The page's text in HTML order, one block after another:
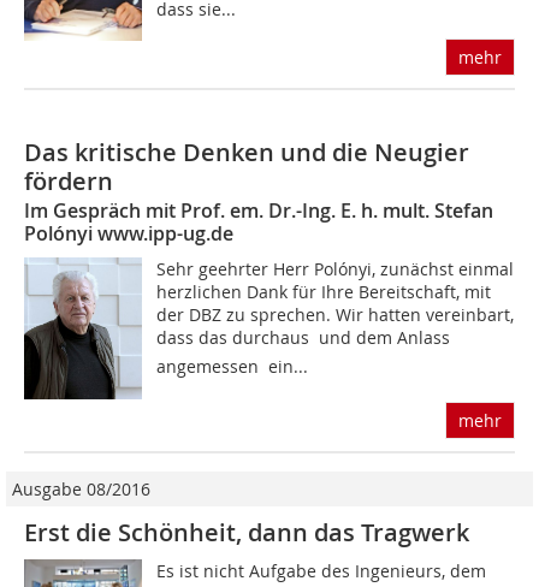
dass sie...
mehr
Das kritische Denken und die Neugier
fördern
Im Gespräch mit Prof. em. Dr.-Ing. E. h. mult. Stefan
Polónyi www.ipp-ug.de
Sehr geehrter Herr Polónyi, zunächst einmal
herzlichen Dank für Ihre Bereitschaft, mit
der DBZ zu sprechen. Wir hatten vereinbart,
dass das durchaus  und dem Anlass
angemessen  ein...
mehr
Ausgabe 08/2016
Erst die Schönheit, dann das Tragwerk
Es ist nicht Aufgabe des Ingenieurs, dem